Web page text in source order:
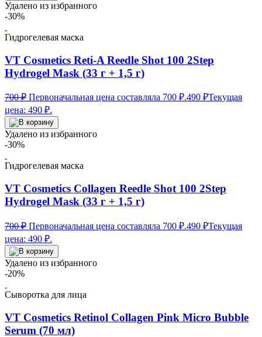
Удалено из избранного
-30%
Гидрогелевая маска
VT Cosmetics Reti-A Reedle Shot 100 2Step
Hydrogel Mask (33 г + 1,5 г)
700₽ Первоначальная цена составляла 700 ₽.490 ₽Текущая
цена: 490 ₽.
Удалено из избранного
-30%
Гидрогелевая маска
VT Cosmetics Collagen Reedle Shot 100 2Step
Hydrogel Mask (33 г + 1,5 г)
700₽ Первоначальная цена составляла 700 ₽.490 ₽Текущая
цена: 490 ₽.
Удалено из избранного
-20%
Сыворотка для лица
VT Cosmetics Retinol Collagen Pink Micro Bubble
Serum (70 мл)